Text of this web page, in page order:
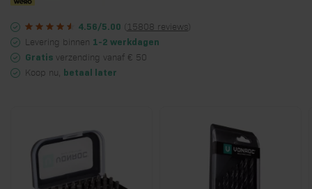
4.56/5.00 ( 15808 reviews)
Levering binnen 1-2 werkdagen
Gratis verzending vanaf € 50
Koop nu, betaal later